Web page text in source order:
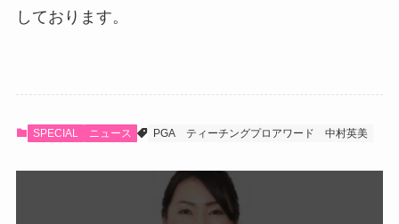
しております。
SPECIAL ニュース PGA ティーチングプロアワード 中村英美